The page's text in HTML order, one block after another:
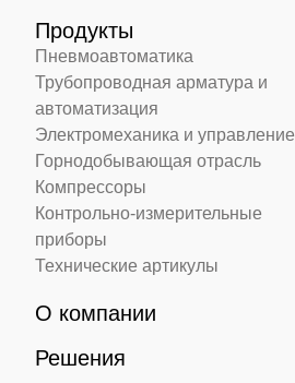
Продукты
Пневмоавтоматика
Трубопроводная арматура и
автоматизация
Электромеханика и управление
Горнодобывающая отрасль
Компрессоры
Контрольно-измерительные
приборы
Технические артикулы
О компании
Решения